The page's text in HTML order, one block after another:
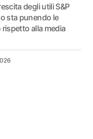
degli utili S&P
sta punendo le
alla media